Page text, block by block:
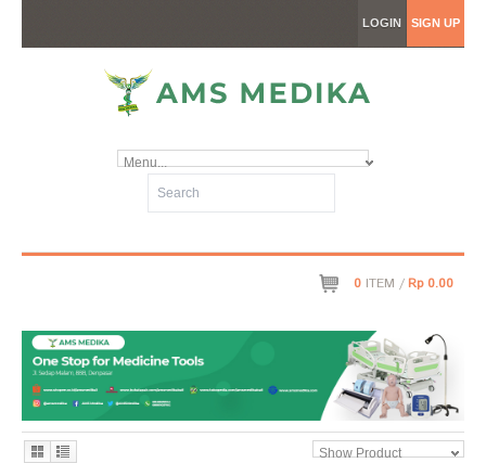
LOGIN SIGN UP
Menu...
0 ITEM /Rp 0.00
Show Product